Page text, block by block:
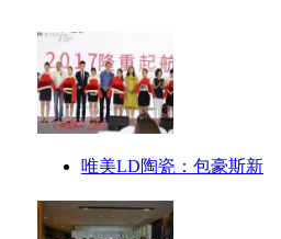
唯美LD陶瓷：包豪斯新